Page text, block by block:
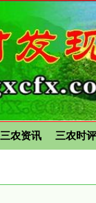
三农资讯 三农时评